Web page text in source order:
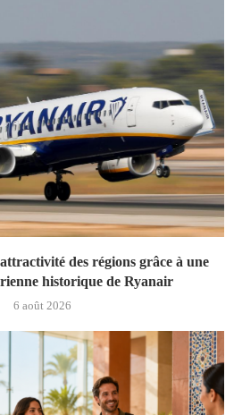
des régions grâce à une
historique de Ryanair
6 août 2026